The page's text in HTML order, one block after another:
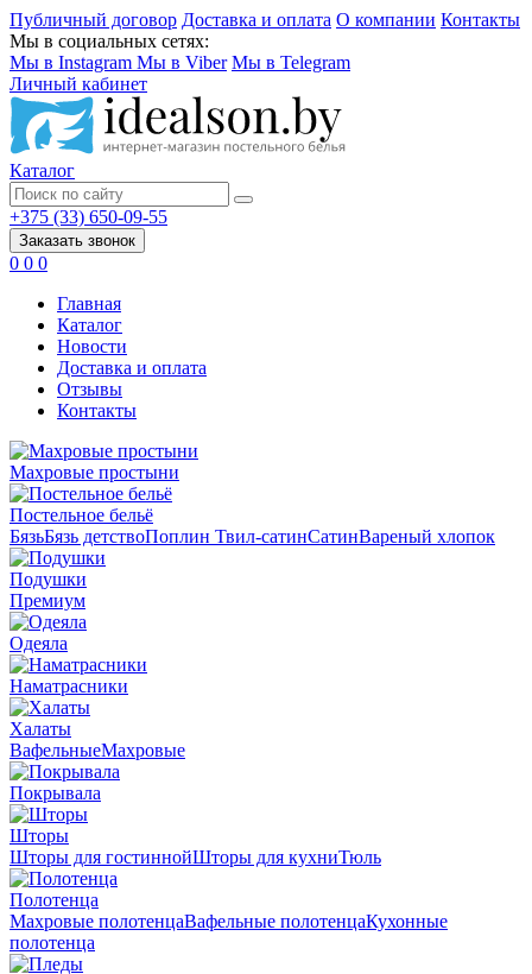
Публичный договор Доставка и оплата О компании Контакты
Мы в социальных сетях:
Мы в Instagram Мы в Viber Мы в Telegram
Личный кабинет
Каталог
+375 (33) 650-09-55
Заказать звонок
0 0 0
Главная
Каталог
Новости
Доставка и оплата
Отзывы
Контакты
Махровые простыни
Постельное бельё
БязьБязь детствоПоплин Твил-сатинСатинВареный хлопок
Подушки
Премиум
Одеяла
Наматрасники
Халаты
ВафельныеМахровые
Покрывала
Шторы
Шторы для гостиннойШторы для кухниТюль
Полотенца
Махровые полотенцаВафельные полотенцаКухонные
полотенца